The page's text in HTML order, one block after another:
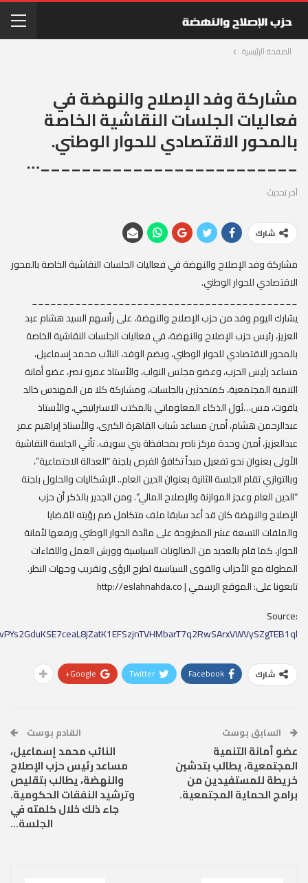
الصفحة الرئيسية
مشاركة وفد الإصلاح والنهضة في
فعاليات الجلسات النقاشية الخاصة
بالمحور الاقتصادي للحوار الوطني.
_________________________…
آخر تحديث
شارك
مشاركة وفد الإصلاح والنهضة في فعاليات الجلسات النقاشية الخاصة بالمحور
الاقتصادي للحوار الوطني.
___________________________________________
يشارك اليوم وفد من حزب الإصلاح والنهضة، على رأسهم السيد هشام عبد
العزيز، رئيس حزب الإصلاح والنهضة، في فعاليات الجلسات النقاشية الخاصة
بالمحور الاقتصادي للحوار الوطني، ويضم الوفد، النائب محمد إسماعيل،
مساعد رئيس الحزب، وعضو مجلس النواب، والأستاذ عمرو نصر، عضو أمانة
التنمية المجتمعية، كمتحدثين بالجلسات، ومشاركة كلا من المهندس خالد
ياقوت، مس…ئول الذكاء المعلوماتي بالمكتب الاستراتيجي، والأستاذ
عبدالرحمن هشام، أمين مساعد شباب القاهرة الكبرى، والأستاذ إبراهيم عمر
عبدالعزيز، أمين وحدة مركز ناصر بمحافظة بني سويف. تأتي الجلسة النقاشية
الأولى بعنوان نحو تفعيل مبدأ تكافؤ الفرص بلجنة “العدالة الاجتماعية”،
وبالتوازي تقام الجلسة الثانية بعنوان الدين العام.. الإشكاليات والحلول بلجنة
“الدين العام وعجز الموازنة والإصلاح المالي”. ومن الجدير بالذكر أن حزب
الإصلاح والنهضة كان قد أعد سابقا ملف متكامل ضم رؤيته للقضايا
والملفات التسعة عشر المطروحة على مائدة الحوار الوطني ورفعها لأمانة
الحوار، كما قام بالعديد من الصالونات السياسية وورش العمل واللقاءات
المطولة مع الأحزاب والقوى السياسية لطرح الرؤى وتقريب وجهات النظر.
تابعونا على: الموقع الرسمي | http://eslahnahda.co
Source:
شارك Facebook
Twitter
Google+
السابق بوست
عضو أمانة التنمية
المجتمعية، يطالب بتدشين
خريطة للمستفيدين من
برامج الحماية المجتمعية.
القادم بوست
النائب محمد إسماعيل،
مساعد رئيس حزب الإصلاح
والنهضة، يطالب بتقليص
وترشيد النفقات الحكومية.
جاء ذلك خلال كلمته في
الجلسة…